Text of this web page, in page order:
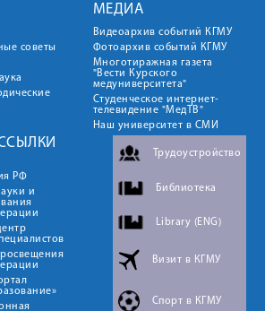
советы
МЕДИА
Видеоархив событий КГМУ
Фотоархив событий КГМУ
Многотиражная газета
"Вести Курского
медуниверситета"
Студенческое интернет-
телевидение "МедТВ"
Наш университет в СМИ
РФ
и
Трудоустройство
Библиотека
Library (ENG)
Визит в КГМУ
Спорт в КГМУ